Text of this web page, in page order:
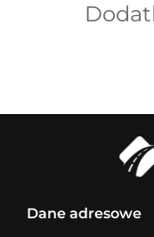
Dane adresowe